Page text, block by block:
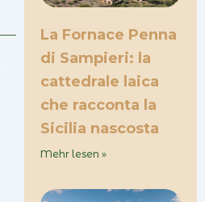
La Fornace Penna
di Sampieri: la
cattedrale laica
che racconta la
Sicilia nascosta
Mehr lesen »